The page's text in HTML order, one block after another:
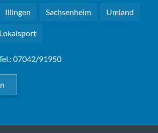
Illingen Sachsenheim Umland
Lokalsport
07042/91950